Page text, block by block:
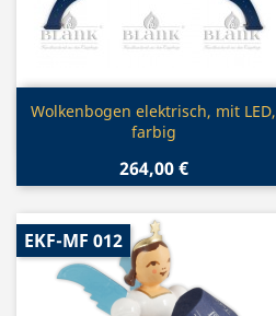
Vorschau
Wolkenbogen elektrisch, mit LED,
farbig
264,00 €
EKF-MF 012